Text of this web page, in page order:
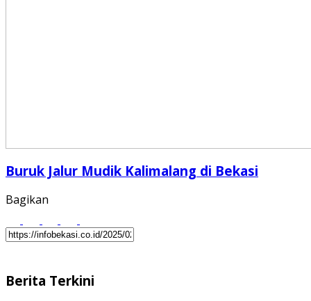
Buruk Jalur Mudik Kalimalang di Bekasi
Bagikan
Berita Terkini